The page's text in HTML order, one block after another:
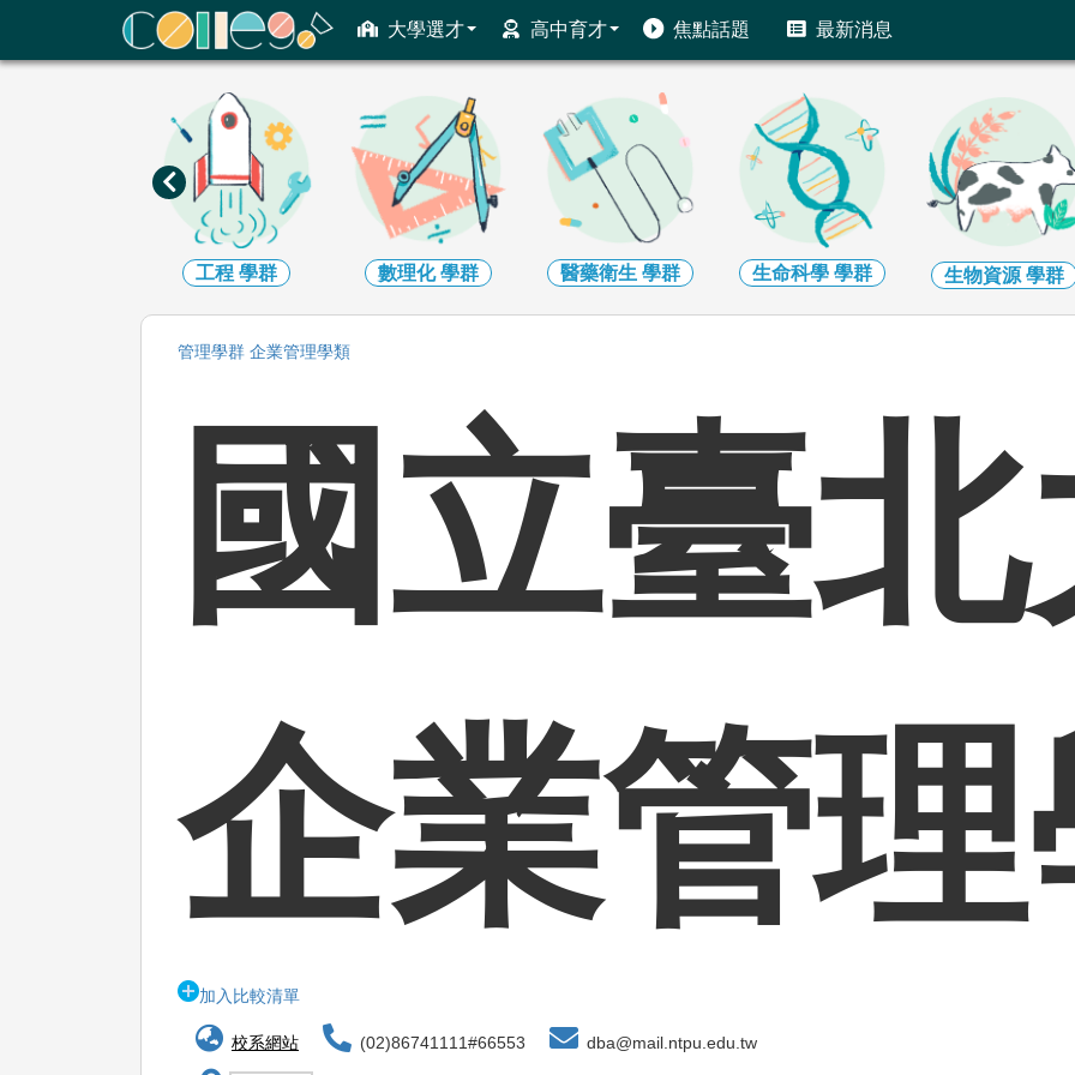
大學選才 高中育才 焦點話題 最新消息
ColleGo! 大學選才與高中育才輔助系統
數理化學群 醫藥衛生學群 生命科學 學群 生物資源 學群 地球環境 學群
管理學群 企業管理學類
國立臺
企業管
加入比較清單
校系網站 (02)86741111#66553 dba@mail.ntpu.edu.tw